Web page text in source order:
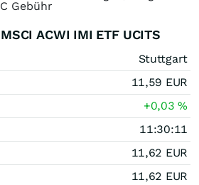
Gebühr
ACWI IMI ETF UCITS
Stuttgart
11,59 EUR
+0,03%
11:30:11
11,62 EUR
11,62 EUR